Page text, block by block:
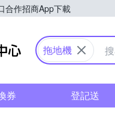
合作招商App下載
Yahoo購物中心
拖地機
券 登記送